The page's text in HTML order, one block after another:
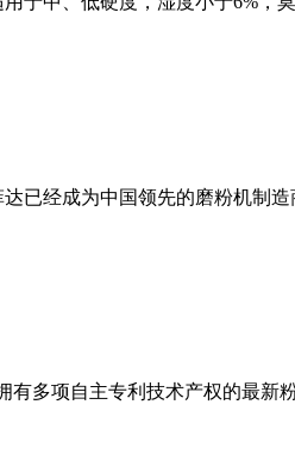
已经成为中国领先的磨粉机制
多项自主专利技术产权的最